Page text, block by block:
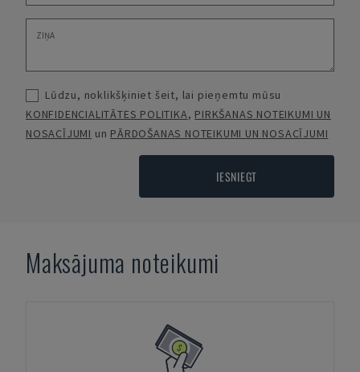
Lūdzu, noklikšķiniet šeit, lai pieņemtu mūsu
KONFIDENCIALITĀTES POLITIKA, PIRKŠANAS NOTEIKUMI UN
NOSACĪJUMI un PĀRDOŠANAS NOTEIKUMI UN NOSACĪJUMI
IESNIEGT
Maksājuma noteikumi